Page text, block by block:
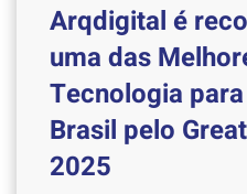
Arqdigital é
uma das
Tecnologia
Brasil pelo
2025